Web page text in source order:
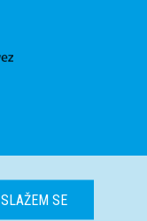
SLAŽEM SE